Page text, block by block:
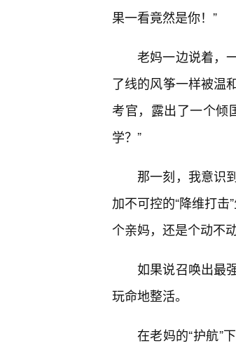
果一看竟然是你！”
老妈一边说着，
了线的风筝一样被温
考官，露出了一个倾
学？”
那一刻，我意识
加不可控的“降维打
个亲妈，还是个动不
如果说召唤出最
玩命地整活。
在老妈的“护航”